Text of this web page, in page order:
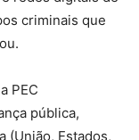
criminais que
PEC
pública,
(União, Estados,